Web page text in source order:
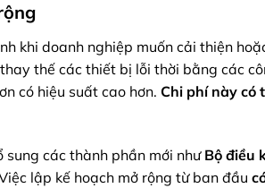
khi doanh nghiệp muốn cải thiện
thế các thiết bị lỗi thời bằng các
có hiệu suất cao hơn. Chi phí này có
sung các thành phần mới nhưBộ điều
lập kế hoạch mở rộng từ ban đầu